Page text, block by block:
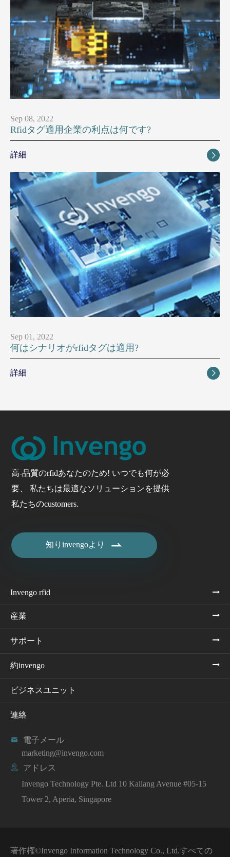
Sep 08, 2022
Rfidタグ適用企業の利点は何です?
詳細 
Sep 01, 2022
何はシナリオがrfidタグは適用?
詳細 
高-品質のrfidあなたのため! いつでも何が必
要、 私たちは最適なソリューションを提供
私たちのcustomers.
知りinvengoより 
Invengo rfid
産業
サポート
約invengo
ビジネスユニット
連絡

電子メール
marketing@invengo.com

アドレス
Invengo Technology Pte. Ltd 10 Kallang Avenue #05-15
Tower 2, Aperia, Singapore
著作権©Invengo Information Technology Co., Ltd.すべての